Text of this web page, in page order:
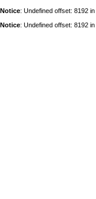
Notice: Undefined offset: 8192 in
Notice: Undefined offset: 8192 in